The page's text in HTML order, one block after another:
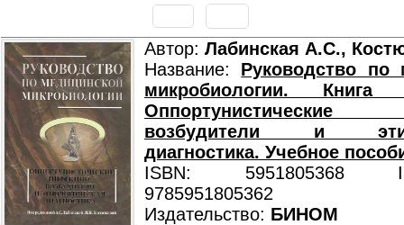
Автор: Лабинская А.С.,
Название: Руководство по
микробиологии.
Оппортунистические
возбудители и
диагностика. Учебное
ISBN: 5951805368
9785951805362
Издательство: БИНОМ